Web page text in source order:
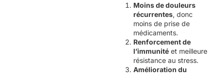
Moins de douleurs
récurrentes, donc
moins de prise de
médicaments.
Renforcement de
l’immunité et meilleure
résistance au stress.
Amélioration du